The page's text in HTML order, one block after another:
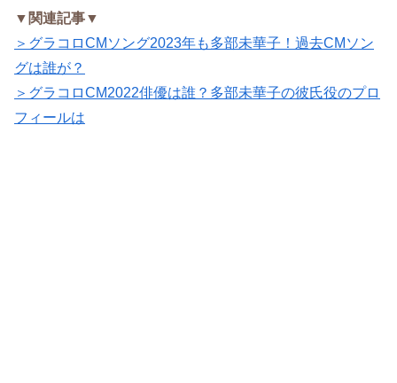
▼関連記事▼
＞グラコロCMソング2023年も多部未華子！過去CMソン
グは誰が？
＞グラコロCM2022俳優は誰？多部未華子の彼氏役のプロ
フィールは